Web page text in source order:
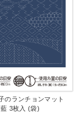
のランチョンマット
3枚入 (袋)